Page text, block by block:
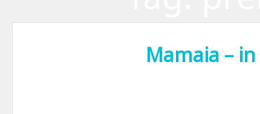
Mamaia –
Vineri seara am fost la film. La premiera filmului ”Mamaia”, la